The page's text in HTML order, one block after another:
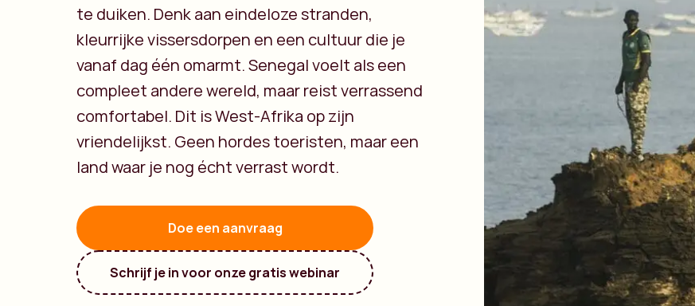
te duiken. Denk aan eindeloze stranden,
kleurrijke vissersdorpen en een cultuur die je
vanaf dag één omarmt. Senegal voelt als een
compleet andere wereld, maar reist verrassend
comfortabel. Dit is West-Afrika op zijn
vriendelijkst. Geen hordes toeristen, maar een
land waar je nog écht verrast wordt.
Doe een aanvraag
Schrijf je in voor onze gratis webinar